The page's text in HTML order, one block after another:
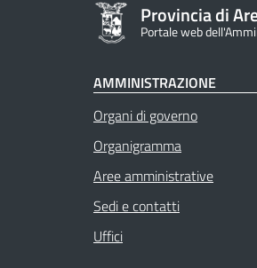
Provincia di
Portale web
AMMINISTRAZIONE
Organi di governo
Organigramma
Aree amministrative
Sedi e contatti
Uffici